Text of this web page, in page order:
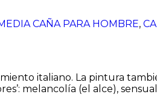
CAÑA PARA HOMBRE,
italiano. La pintura
melancolía (el alce),